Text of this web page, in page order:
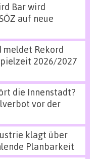
Bar wird
auf neue
Rekord
2026/2027
die Innenstadt?
vor der
klagt über
Planbarkeit